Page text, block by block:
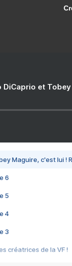
DiCaprio et
Maguire, c'est lui !
6
5
4
3
créatrices de la VF !